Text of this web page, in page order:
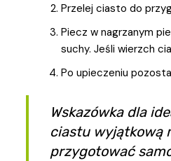
Przelej ciasto do
Piecz w nagrzanym
suchy. Jeśli wierzch
Po upieczeniu
Wskazówka dla
ciastu wyjątkową
przygotować